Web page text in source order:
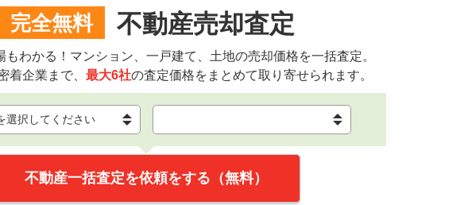
完全無料 不動産売却査定
もわかる！マンション、一戸建て、土地の売却価格を一括査定。
着企業まで、 最大6社の査定価格をまとめて取り寄せられます。
不動産一括査定を依頼をする（無料）